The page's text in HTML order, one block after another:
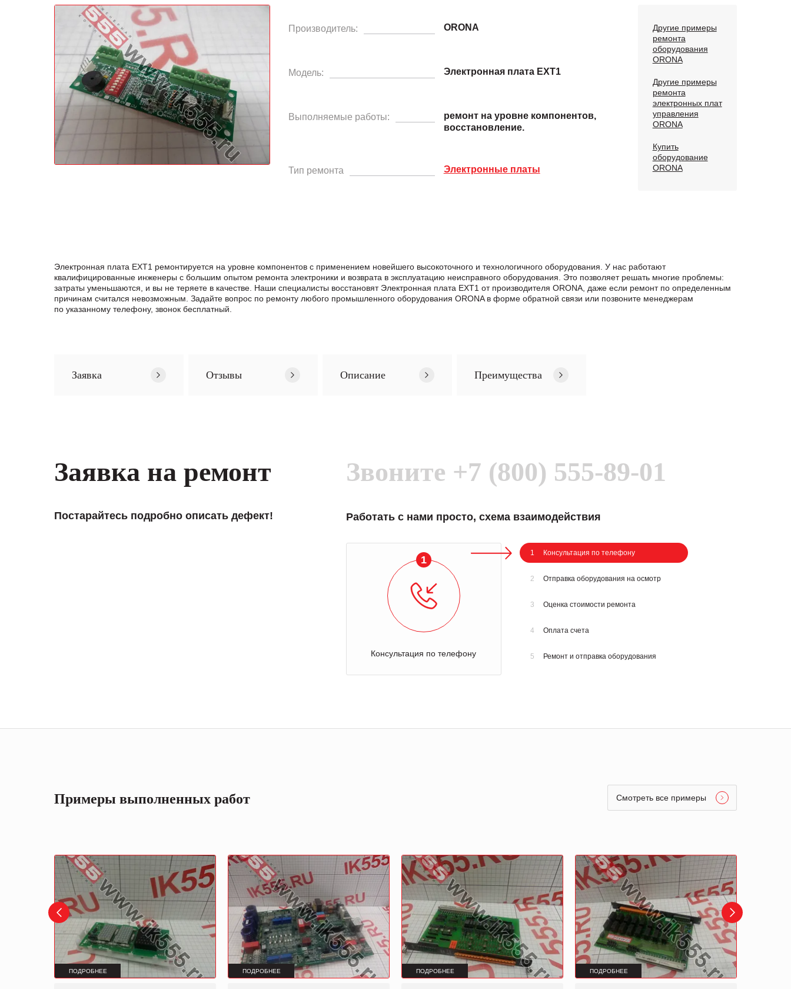
Производитель: ORONA
Модель: Электронная плата EXT1
Выполняемые работы:
ремонт на уровне компонентов,
восстановление.
Тип ремонта Электронные платы
Другие примеры
ремонта
оборудования
ORONA
Другие примеры
ремонта
электронных плат
управления
ORONA
Купить
оборудование
ORONA
Электронная плата EXT1 ремонтируется на уровне компонентов с применением новейшего высокоточного и технологичного оборудования. У нас работают
квалифицированные инженеры с большим опытом ремонта электроники и возврата в эксплуатацию неисправного оборудования. Это позволяет решать многие проблемы:
затраты уменьшаются, и вы не теряете в качестве. Наши специалисты восстановят Электронная плата EXT1 от производителя ORONA, даже если ремонт по определенным
причинам считался невозможным. Задайте вопрос по ремонту любого промышленного оборудования ORONA в формe обратной связи или позвоните менеджерам
по указанному телефону, звонок бесплатный.
Заявка Отзывы Описание Преимущества
Заявка на ремонт
Постарайтесь подробно описать дефект!
Звоните +7 (800) 555-89-01
Работать с нами просто, схема взаимодействия
1
Консультация по телефону
1 Консультация по телефону
2 Отправка оборудования на осмотр
3 Оценка стоимости ремонта
4 Оплата счета
5 Ремонт и отправка оборудования
Примеры выполненных работ Смотреть все примеры
ПОДРОБНЕЕ ПОДРОБНЕЕ ПОДРОБНЕЕ ПОДРОБНЕЕ